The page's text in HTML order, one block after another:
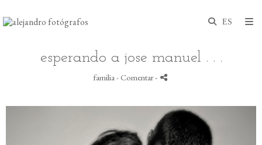
esperando a jose manuel . . .
familia- Comentar-